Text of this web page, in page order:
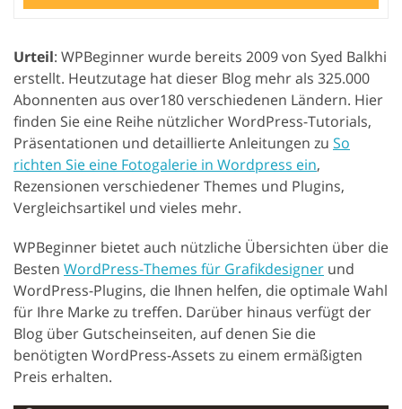
Urteil: WPBeginner wurde bereits 2009 von Syed Balkhi
erstellt. Heutzutage hat dieser Blog mehr als 325.000
Abonnenten aus over180 verschiedenen Ländern. Hier
finden Sie eine Reihe nützlicher WordPress-Tutorials,
Präsentationen und detaillierte Anleitungen zu So
richten Sie eine Fotogalerie in Wordpress ein,
Rezensionen verschiedener Themes und Plugins,
Vergleichsartikel und vieles mehr.
WPBeginner bietet auch nützliche Übersichten über die
Besten WordPress-Themes für Grafikdesigner und
WordPress-Plugins, die Ihnen helfen, die optimale Wahl
für Ihre Marke zu treffen. Darüber hinaus verfügt der
Blog über Gutscheinseiten, auf denen Sie die
benötigten WordPress-Assets zu einem ermäßigten
Preis erhalten.